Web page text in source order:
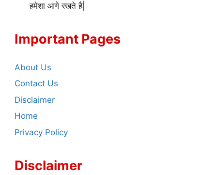
हमेशा आगे रखते है|
Important Pages
About Us
Contact Us
Disclaimer
Home
Privacy Policy
Disclaimer